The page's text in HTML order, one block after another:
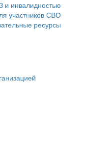
инвалидностью
участников СВО
ресурсы